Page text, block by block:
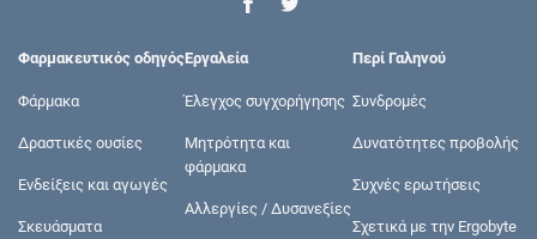
Φαρμακευτικός οδηγός
Φάρμακα
Δραστικές ουσίες
Ενδείξεις και αγωγές
Σκευάσματα
Εργαλεία
Έλεγχος συγχορήγησης
Μητρότητα και
φάρμακα
Αλλεργίες / Δυσανεξίες
Περί Γαληνού
Συνδρομές
Δυνατότητες προβολής
Συχνές ερωτήσεις
Σχετικά με την Ergobyte